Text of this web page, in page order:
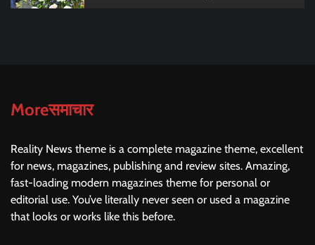
Moreसमाचार
Reality News theme is a complete magazine theme, excellent
for news, magazines, publishing and review sites. Amazing,
fast-loading modern magazines theme for personal or
editorial use. You’ve literally never seen or used a magazine
that looks or works like this before.